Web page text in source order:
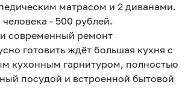
матрасом и 2 диванами.
- 500 рублей.
современный ремонт
готовить ждëт большая кухня с
посудой и встроенной бытовой